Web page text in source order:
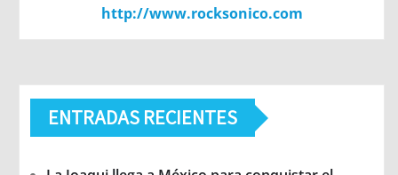
http://www.rocksonico.com
ENTRADAS RECIENTES